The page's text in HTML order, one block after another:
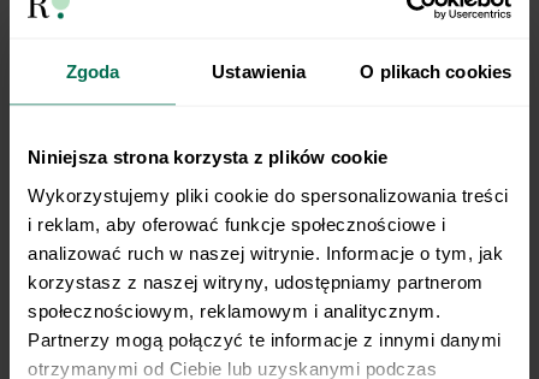
Zgoda Ustawienia O plikach cookies
Niniejsza strona korzysta z plików cookie
Wykorzystujemy pliki cookie do spersonalizowania treści
i reklam, aby oferować funkcje społecznościowe i
analizować ruch w naszej witrynie. Informacje o tym, jak
korzystasz z naszej witryny, udostępniamy partnerom
społecznościowym, reklamowym i analitycznym.
Partnerzy mogą połączyć te informacje z innymi danymi
otrzymanymi od Ciebie lub uzyskanymi podczas
Incline Bench Chest Fly